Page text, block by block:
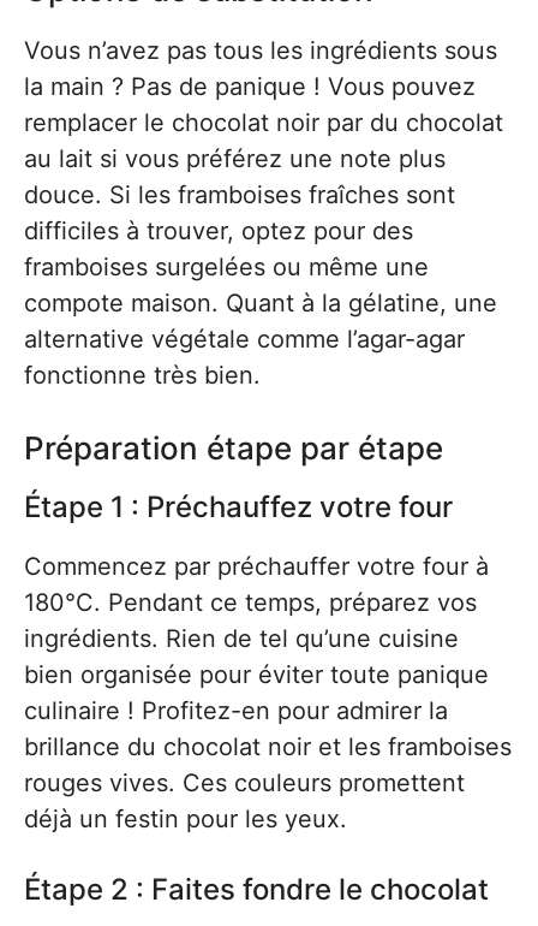
Vous n’avez pas tous les ingrédients sous
la main ? Pas de panique ! Vous pouvez
remplacer le chocolat noir par du chocolat
au lait si vous préférez une note plus
douce. Si les framboises fraîches sont
difficiles à trouver, optez pour des
framboises surgelées ou même une
compote maison. Quant à la gélatine, une
alternative végétale comme l’agar-agar
fonctionne très bien.
Préparation étape par étape
Étape 1 : Préchauffez votre four
Commencez par préchauffer votre four à
180°C. Pendant ce temps, préparez vos
ingrédients. Rien de tel qu’une cuisine
bien organisée pour éviter toute panique
culinaire ! Profitez-en pour admirer la
brillance du chocolat noir et les framboises
rouges vives. Ces couleurs promettent
déjà un festin pour les yeux.
Étape 2 : Faites fondre le chocolat